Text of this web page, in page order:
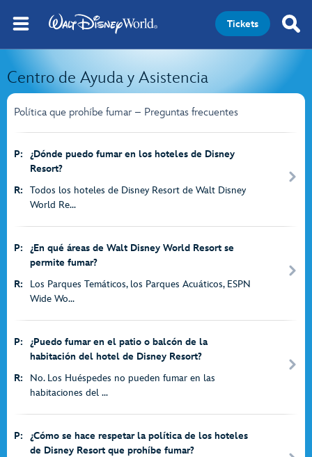
Tickets
Centro de Ayuda y Asistencia
Política que prohíbe fumar – Preguntas frecuentes
P:
¿Dónde puedo fumar en los hoteles de Disney
Resort?
R:
Todos los hoteles de Disney Resort de Walt Disney
World Re...
P:
¿En qué áreas de Walt Disney World Resort se
permite fumar?
R:
Los Parques Temáticos, los Parques Acuáticos, ESPN
Wide Wo...
P:
¿Puedo fumar en el patio o balcón de la
habitación del hotel de Disney Resort?
R:
No. Los Huéspedes no pueden fumar en las
habitaciones del ...
P:
¿Cómo se hace respetar la política de los hoteles
de Disney Resort que prohíbe fumar?